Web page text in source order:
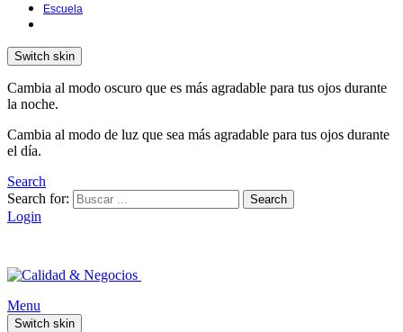
Escuela
Switch skin
Cambia al modo oscuro que es más agradable para tus ojos durante
la noche.
Cambia al modo de luz que sea más agradable para tus ojos durante
el día.
Search
Search for:
Search
Login
Menu
Switch skin